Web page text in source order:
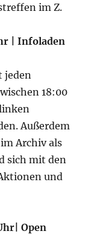
im Z.
| Infoladen
jeden
18:00
Außerdem
Archiv als
sich mit den
und
Open